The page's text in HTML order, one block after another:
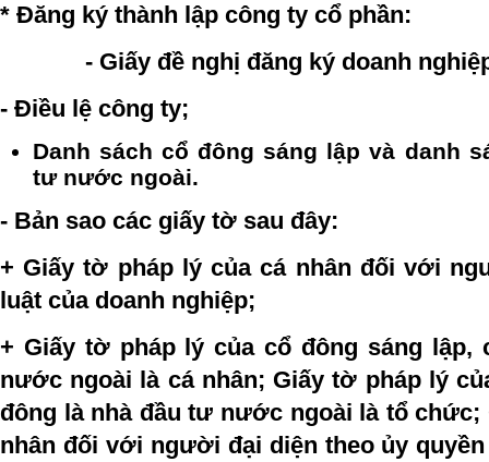
* Đăng ký thành lập công ty cổ phần:
- Giấy đề nghị đăng ký doanh
- Điều lệ công ty;
Danh sách cổ đông sáng lập và danh
tư nước ngoài.
- Bản sao các giấy tờ sau đây:
+ Giấy tờ pháp lý của cá nhân đối với
luật của doanh nghiệp;
+ Giấy tờ pháp lý của cổ đông sáng lập,
nước ngoài là cá nhân; Giấy tờ pháp lý
đông là nhà đầu tư nước ngoài là tổ chức;
nhân đối với người đại diện theo ủy